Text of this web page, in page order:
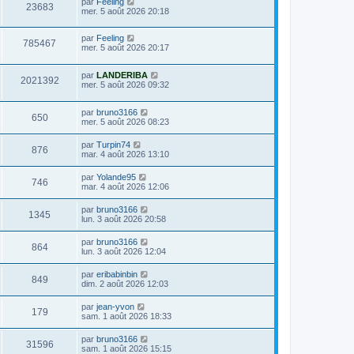
a
g
e
s
s
a
g
s
e
m
e
s
a
g
e
23683V
u
e
s
e
n
i
e
m
e
s
a
g
e
mer. 5 août 2026 20:18
785467
u
e
s
D
e
n
i
e
m
e
s
s
a
g
par Feeling
mer. 5 août 2026 20:17
2021392V
u
D
e
n
i
e
e
s
s
a
g
e
par LANDERIBA
mer. 5 août 2026 09:32
650V
u
s
D
e
i
e
r
m
e
s
s
a
g
e
par bruno3166
mer. 5 août 2026 08:23
876V
u
s
D
e
i
e
r
m
e
s
s
a
g
e
par Turpin74
mar. 4 août 2026 13:10
746V
u
s
D
e
i
e
r
m
e
s
s
a
g
e
par Yolande95
mar. 4 août 2026 12:06
1345
u
D
e
i
e
r
m
e
s
s
a
g
e
par bruno3166
lun. 3 août 2026 20:58
864V
u
s
D
e
i
e
r
m
e
s
s
a
par bruno3166
lun. 3 août 2026 12:04
849V
u
s
D
e
i
e
r
m
e
par eribabinbin
dim. 2 août 2026 12:03
179V
u
D
e
i
par jean-yvon
sam. 1 août 2026 18:33
31596V
D
e
par bruno3166
sam. 1 août 2026 15:15